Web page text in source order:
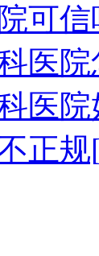
可信
医院
医院
正